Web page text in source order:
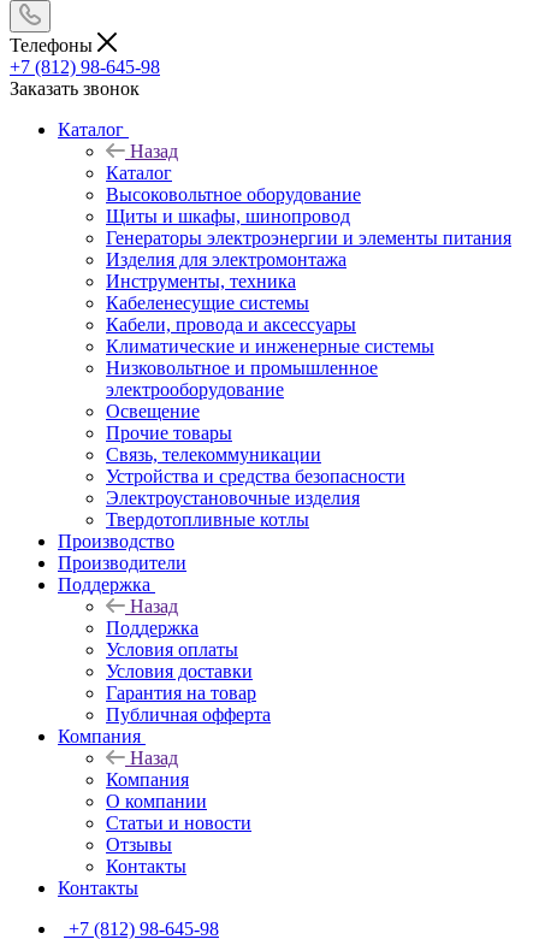
Телефоны
+7 (812) 98-645-98
Заказать звонок
Каталог
Назад
Каталог
Высоковольтное оборудование
Щиты и шкафы, шинопровод
Генераторы электроэнергии и элементы питания
Изделия для электромонтажа
Инструменты, техника
Кабеленесущие системы
Кабели, провода и аксессуары
Климатические и инженерные системы
Низковольтное и промышленное
электрооборудование
Освещение
Прочие товары
Связь, телекоммуникации
Устройства и средства безопасности
Электроустановочные изделия
Твердотопливные котлы
Производство
Производители
Поддержка
Назад
Поддержка
Условия оплаты
Условия доставки
Гарантия на товар
Публичная офферта
Компания
Назад
Компания
О компании
Статьи и новости
Отзывы
Контакты
Контакты
+7 (812) 98-645-98